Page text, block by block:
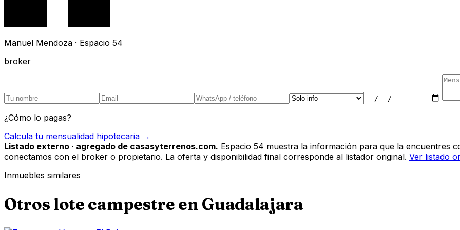
Manuel Mendoza · Espacio 54
broker
¿Cómo lo pagas?
Calcula tu mensualidad hipotecaria →
Listado externo · agregado de casasyterrenos.com. Espacio 54 muestra la información para que la encuentres
conectamos con el broker o propietario. La oferta y disponibilidad final corresponde al listador original. Ver listado
Inmuebles similares
Otros lote campestre en Guadalajara